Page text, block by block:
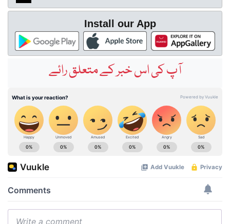
Install our App
آپ کی اس خبر کے متعلق رائے